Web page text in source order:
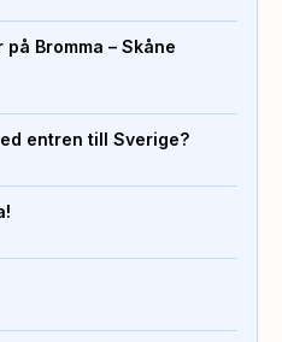
Bromma – Skåne
entren till Sverige?